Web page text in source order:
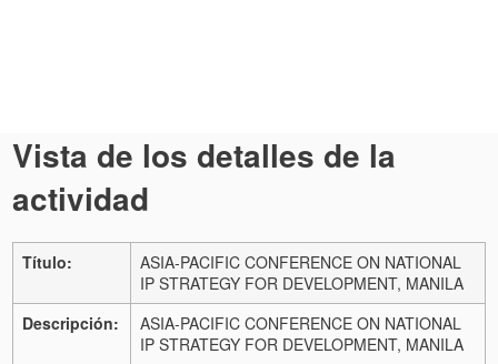
Vista de los detalles de la
actividad
Título:
ASIA-PACIFIC CONFERENCE ON NATIONAL
IP STRATEGY FOR DEVELOPMENT, MANILA
Descripción:
ASIA-PACIFIC CONFERENCE ON NATIONAL
IP STRATEGY FOR DEVELOPMENT, MANILA